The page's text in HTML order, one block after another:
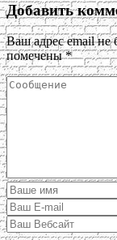
Добавить
Ваш адрес email не
помечены*